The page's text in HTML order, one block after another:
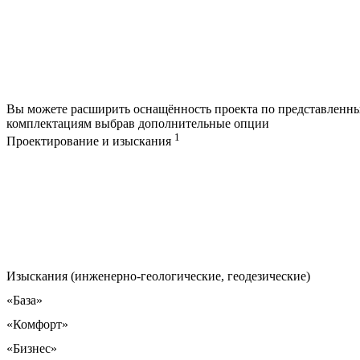
Вы можете расширить оснащённость проекта по
комплектациям выбрав дополнительные опции
Проектирование и изыскания 1
Изыскания (инженерно-геологические, геодезические)
«База»
«Комфорт»
«Бизнес»